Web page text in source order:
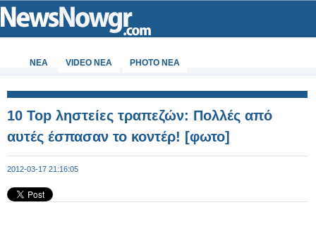
ΝΕΑ VIDEO NEA PHOTO NEA
10 Top ληστείες τραπεζών: Πολλές από
αυτές έσπασαν το κοντέρ! [φωτο]
2012-03-17 21:16:05